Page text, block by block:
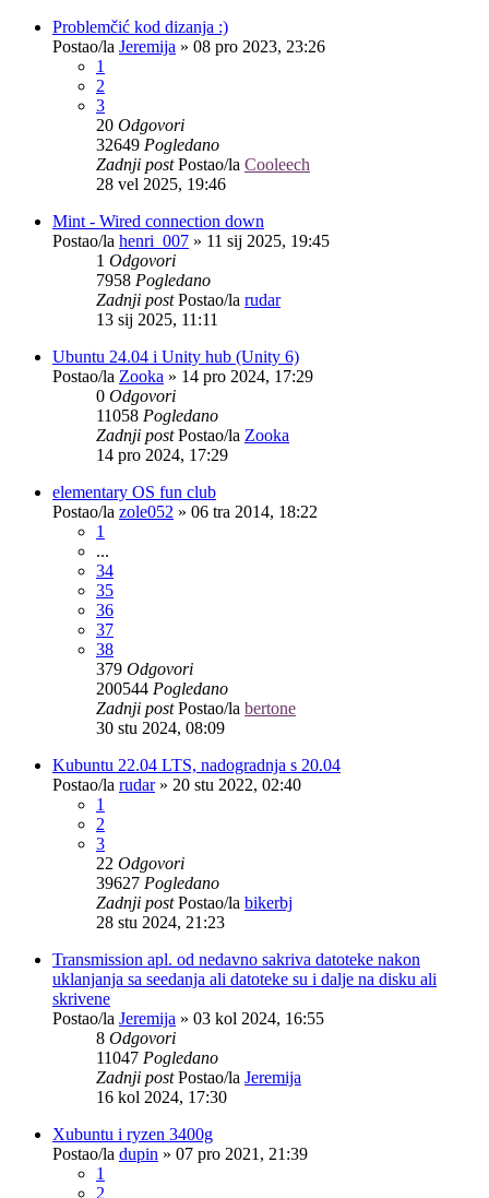
Problemčić kod dizanja :)
Postao/la Jeremija » 08 pro 2023, 23:26
1
2
3
20 Odgovori
32649 Pogledano
Zadnji postPostao/la Cooleech
28 vel 2025, 19:46
Mint - Wired connection down
Postao/la henri_007 » 11 sij 2025, 19:45
1 Odgovori
7958 Pogledano
Zadnji postPostao/la rudar
13 sij 2025, 11:11
Ubuntu 24.04 i Unity hub (Unity 6)
Postao/la Zooka » 14 pro 2024, 17:29
0 Odgovori
11058 Pogledano
Zadnji postPostao/la Zooka
14 pro 2024, 17:29
elementary OS fun club
Postao/la zole052 » 06 tra 2014, 18:22
1
...
34
35
36
37
38
379 Odgovori
200544 Pogledano
Zadnji postPostao/la bertone
30 stu 2024, 08:09
Kubuntu 22.04 LTS, nadogradnja s 20.04
Postao/la rudar» 20 stu 2022, 02:40
1
2
3
22 Odgovori
39627 Pogledano
Zadnji postPostao/la bikerbj
28 stu 2024, 21:23
Transmission apl. od nedavno sakriva datoteke nakon
uklanjanja sa seedanja ali datoteke su i dalje na disku ali
skrivene
Postao/la Jeremija » 03 kol 2024, 16:55
8 Odgovori
11047 Pogledano
Zadnji postPostao/la Jeremija
16 kol 2024, 17:30
Xubuntu i ryzen 3400g
Postao/la dupin » 07 pro 2021, 21:39
1
2